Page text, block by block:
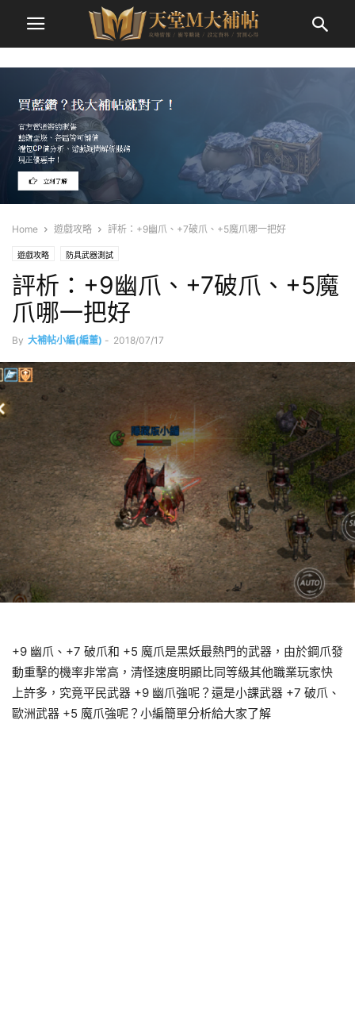
Home 遊戲攻略 評析：+9幽爪、+7破爪、+5魔爪哪一把好
遊戲攻略 防具武器測試
評析：+9幽爪、+7破爪、+5魔
爪哪一把好
By 大補帖小編(編董) - 2018/07/17
+9 幽爪、+7 破爪和 +5 魔爪是黑妖最熱門的武器，由於鋼爪發
動重擊的機率非常高，清怪速度明顯比同等級其他職業玩家快
上許多，究竟平民武器 +9 幽爪強呢？還是小課武器 +7 破爪、
歐洲武器 +5 魔爪強呢？小編簡單分析給大家了解